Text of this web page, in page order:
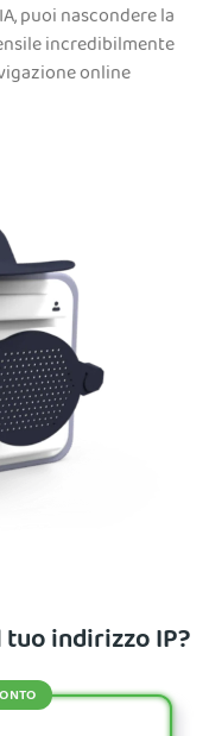
puoi nascondere la
incredibilmente
online
indirizzo IP?